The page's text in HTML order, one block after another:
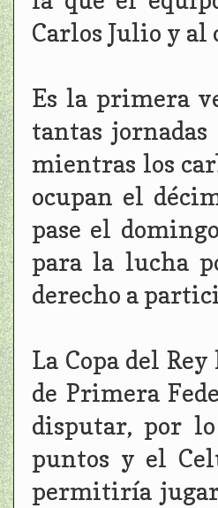
Carlos Julio y
Es la primera
tantas
mientras los
ocupan el
pase el
para la lucha
derecho a
La Copa del
de Primera
disputar, por
puntos y el
permitiría